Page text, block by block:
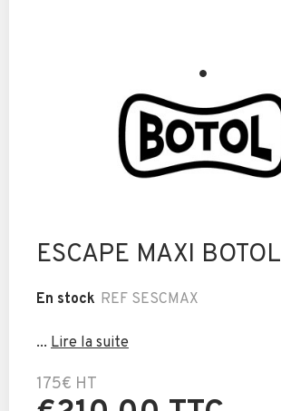
ESCAPE MAXI BOTOL
En stock REF SESCMAX
... Lire la suite
175€ HT